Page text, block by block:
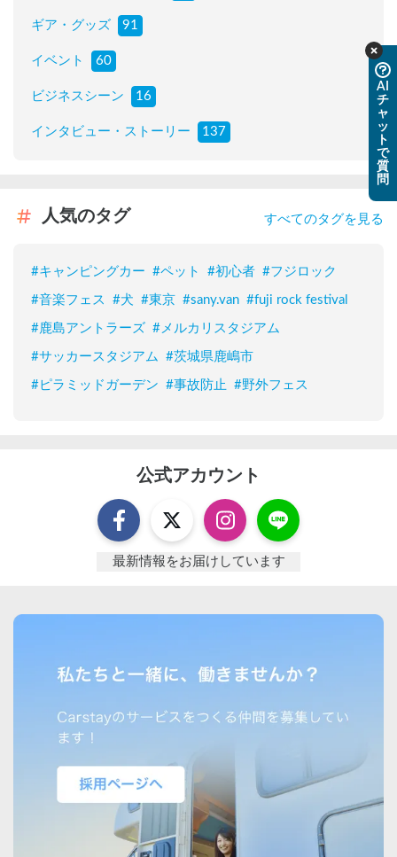
ギア・グッズ 91
イベント 60
ビジネスシーン 16
インタビュー・ストーリー 137
人気のタグ すべてのタグを見る
#キャンピングカー #ペット #初心者 #フジロック
#音楽フェス #犬 #東京 #sany.van #fuji rock festival
#鹿島アントラーズ #メルカリスタジアム
#サッカースタジアム #茨城県鹿嶋市
#ピラミッドガーデン #事故防止 #野外フェス
公式アカウント
最新情報をお届けしています
AI
チ
ャ
ッ
ト
で
質
問